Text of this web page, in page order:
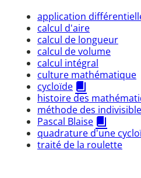
application
calcul d'aire
calcul de longueur
calcul de volume
calcul intégral
culture mathématique
cycloïde
histoire des
méthode des
Pascal Blaise
quadrature d'une
traité de la roulette